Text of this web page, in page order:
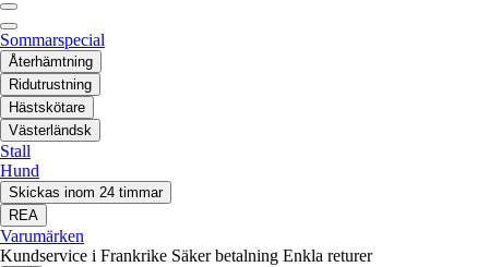
Sommarspecial
Återhämtning
Ridutrustning
Hästskötare
Västerländsk
Stall
Hund
Skickas inom 24 timmar
REA
Varumärken
Kundservice i Frankrike Säker betalning Enkla returer